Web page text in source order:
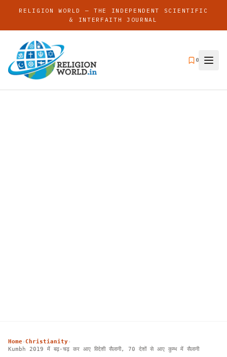
RELIGION WORLD — THE INDEPENDENT SCIENTIFIC
& INTERFAITH JOURNAL
0
Home›Christianity›
Kumbh 2019 में बढ़-चढ़ कर आए विदेशी सैलानी, 70 देशों से आए कुम्भ में सैलानी